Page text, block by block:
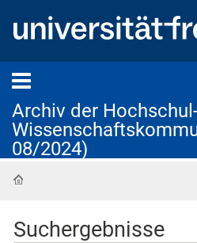
Archiv der
08/2024)
Suchergebnisse